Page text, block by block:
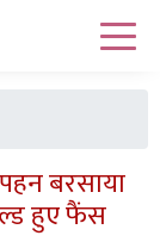
बरसाया
हुए फैंस